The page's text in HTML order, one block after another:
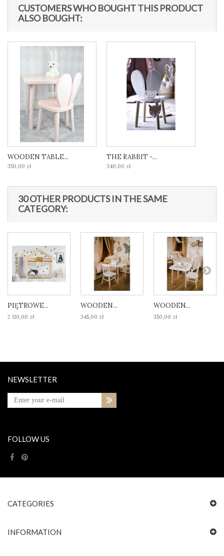
CUSTOMERS WHO BOUGHT THIS PRODUCT
ALSO BOUGHT:
WOODEN TABLE...
350,00 zł
THE RABBIT -...
340,00 zł
30 OTHER PRODUCTS IN THE SAME
CATEGORY:
PIĘTROWE...
2 110,00 zł
WOODEN...
345,00 zł
WOODEN...
350,00 zł
NEWSLETTER
FOLLOW US
CATEGORIES
INFORMATION